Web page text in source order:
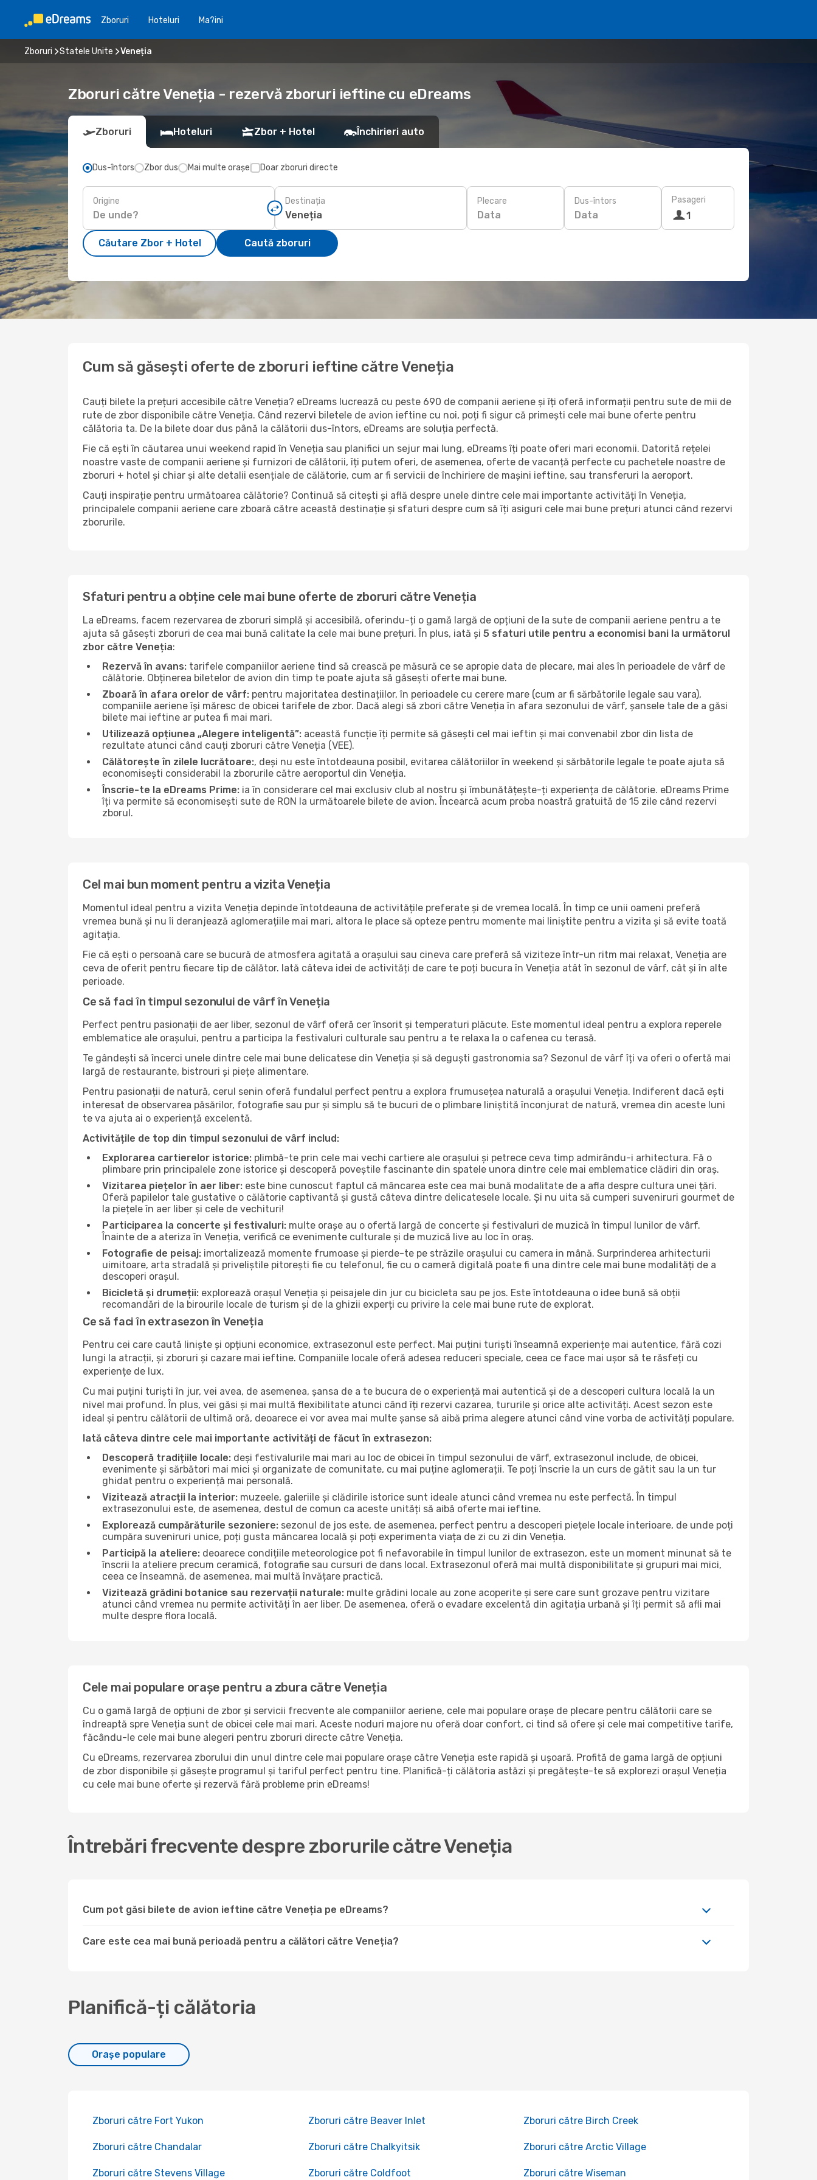
Zboruri Hoteluri Ma?ini
Zboruri Statele Unite Veneția
Zboruri către Veneția - rezervă zboruri ieftine cu eDreams
Zboruri Hoteluri Zbor + Hotel Închirieri auto
Dus-întors Zbor dus Mai multe orașe Doar zboruri directe
Origine Destinația Plecare
Data
Dus-întors
Data
Pasageri
1
Căutare Zbor + Hotel Caută zboruri
Cum să găsești oferte de zboruri ieftine către Veneția
Cauți bilete la prețuri accesibile către Veneția? eDreams lucrează cu peste 690 de companii aeriene și îți oferă informații pentru sute de mii de
rute de zbor disponibile către Veneția. Când rezervi biletele de avion ieftine cu noi, poți fi sigur că primești cele mai bune oferte pentru
călătoria ta. De la bilete doar dus până la călătorii dus-întors, eDreams are soluția perfectă.
Fie că ești în căutarea unui weekend rapid în Veneția sau planifici un sejur mai lung, eDreams îți poate oferi mari economii. Datorită rețelei
noastre vaste de companii aeriene și furnizori de călătorii, îți putem oferi, de asemenea, oferte de vacanță perfecte cu pachetele noastre de
zboruri + hotel și chiar și alte detalii esențiale de călătorie, cum ar fi servicii de închiriere de mașini ieftine, sau transferuri la aeroport.
Cauți inspirație pentru următoarea călătorie? Continuă să citești și află despre unele dintre cele mai importante activități în Veneția,
principalele companii aeriene care zboară către această destinație și sfaturi despre cum să îți asiguri cele mai bune prețuri atunci când rezervi
zborurile.
Sfaturi pentru a obține cele mai bune oferte de zboruri către Veneția
La eDreams, facem rezervarea de zboruri simplă și accesibilă, oferindu-ți o gamă largă de opțiuni de la sute de companii aeriene pentru a te
ajuta să găsești zboruri de cea mai bună calitate la cele mai bune prețuri. În plus, iată și 5 sfaturi utile pentru a economisi bani la următorul
zbor către Veneția:
Rezervă în avans: tarifele companiilor aeriene tind să crească pe măsură ce se apropie data de plecare, mai ales în perioadele de vârf de
călătorie. Obținerea biletelor de avion din timp te poate ajuta să găsești oferte mai bune.
Zboară în afara orelor de vârf: pentru majoritatea destinațiilor, în perioadele cu cerere mare (cum ar fi sărbătorile legale sau vara),
companiile aeriene își măresc de obicei tarifele de zbor. Dacă alegi să zbori către Veneția în afara sezonului de vârf, șansele tale de a găsi
bilete mai ieftine ar putea fi mai mari.
Utilizează opțiunea „Alegere inteligentă”: această funcție îți permite să găsești cel mai ieftin și mai convenabil zbor din lista de
rezultate atunci când cauți zboruri către Veneția (VEE).
Călătorește în zilele lucrătoare:, deși nu este întotdeauna posibil, evitarea călătoriilor în weekend și sărbătorile legale te poate ajuta să
economisești considerabil la zborurile către aeroportul din Veneția.
Înscrie-te la eDreams Prime: ia în considerare cel mai exclusiv club al nostru și îmbunătățește-ți experiența de călătorie. eDreams Prime
îți va permite să economisești sute de RON la următoarele bilete de avion. Încearcă acum proba noastră gratuită de 15 zile când rezervi
zborul.
Cel mai bun moment pentru a vizita Veneția
Momentul ideal pentru a vizita Veneția depinde întotdeauna de activitățile preferate și de vremea locală. În timp ce unii oameni preferă
vremea bună și nu îi deranjează aglomerațiile mai mari, altora le place să opteze pentru momente mai liniștite pentru a vizita și să evite toată
agitația.
Fie că ești o persoană care se bucură de atmosfera agitată a orașului sau cineva care preferă să viziteze într-un ritm mai relaxat, Veneția are
ceva de oferit pentru fiecare tip de călător. Iată câteva idei de activități de care te poți bucura în Veneția atât în ​​sezonul de vârf, cât și în alte
perioade.
Ce să faci în timpul sezonului de vârf în Veneția
Perfect pentru pasionații de aer liber, sezonul de vârf oferă cer însorit și temperaturi plăcute. Este momentul ideal pentru a explora reperele
emblematice ale orașului, pentru a participa la festivaluri culturale sau pentru a te relaxa la o cafenea cu terasă.
Te gândești să încerci unele dintre cele mai bune delicatese din Veneția și să deguști gastronomia sa? Sezonul de vârf îți va oferi o ofertă mai
largă de restaurante, bistrouri și piețe alimentare.
Pentru pasionații de natură, cerul senin oferă fundalul perfect pentru a explora frumusețea naturală a orașului Veneția. Indiferent dacă ești
interesat de observarea păsărilor, fotografie sau pur și simplu să te bucuri de o plimbare liniștită înconjurat de natură, vremea din aceste luni
te va ajuta ai o experiență excelentă.
Activitățile de top din timpul sezonului de vârf includ:
Explorarea cartierelor istorice: plimbă-te prin cele mai vechi cartiere ale orașului și petrece ceva timp admirându-i arhitectura. Fă o
plimbare prin principalele zone istorice și descoperă poveștile fascinante din spatele unora dintre cele mai emblematice clădiri din oraș.
Vizitarea piețelor în aer liber: este bine cunoscut faptul că mâncarea este cea mai bună modalitate de a afla despre cultura unei țări.
Oferă papilelor tale gustative o călătorie captivantă și gustă câteva dintre delicatesele locale. Și nu uita să cumperi suveniruri gourmet de
la piețele în aer liber și cele de vechituri!
Participarea la concerte și festivaluri: multe orașe au o ofertă largă de concerte și festivaluri de muzică în timpul lunilor de vârf.
Înainte de a ateriza în Veneția, verifică ce evenimente culturale și de muzică live au loc în oraș.
Fotografie de peisaj: imortalizează momente frumoase și pierde-te pe străzile orașului cu camera in mână. Surprinderea arhitecturii
uimitoare, arta stradală și priveliștile pitorești fie cu telefonul, fie cu o cameră digitală poate fi una dintre cele mai bune modalități de a
descoperi orașul.
Bicicletă și drumeții: explorează orașul Veneția și peisajele din jur cu bicicleta sau pe jos. Este întotdeauna o idee bună să obții
recomandări de la birourile locale de turism și de la ghizii experți cu privire la cele mai bune rute de explorat.
Ce să faci în extrasezon în Veneția
Pentru cei care caută liniște și opțiuni economice, extrasezonul este perfect. Mai puțini turiști înseamnă experiențe mai autentice, fără cozi
lungi la atracții, și zboruri și cazare mai ieftine. Companiile locale oferă adesea reduceri speciale, ceea ce face mai ușor să te răsfeți cu
experiențe de lux.
Cu mai puțini turiști în jur, vei avea, de asemenea, șansa de a te bucura de o experiență mai autentică și de a descoperi cultura locală la un
nivel mai profund. În plus, vei găsi și mai multă flexibilitate atunci când îți rezervi cazarea, tururile și orice alte activități. Acest sezon este
ideal și pentru călătorii de ultimă oră, deoarece ei vor avea mai multe șanse să aibă prima alegere atunci când vine vorba de activități populare.
Iată câteva dintre cele mai importante activități de făcut în extrasezon:
Descoperă tradițiile locale: deși festivalurile mai mari au loc de obicei în timpul sezonului de vârf, extrasezonul include, de obicei,
evenimente și sărbători mai mici și organizate de comunitate, cu mai puține aglomerații. Te poți înscrie la un curs de gătit sau la un tur
ghidat pentru o experiență mai personală.
Vizitează atracții la interior: muzeele, galeriile și clădirile istorice sunt ideale atunci când vremea nu este perfectă. În timpul
extrasezonului este, de asemenea, destul de comun ca aceste unități să aibă oferte mai ieftine.
Explorează cumpărăturile sezoniere: sezonul de jos este, de asemenea, perfect pentru a descoperi piețele locale interioare, de unde poți
cumpăra suveniruri unice, poți gusta mâncarea locală și poți experimenta viața de zi cu zi din Veneția.
Participă la ateliere: deoarece condițiile meteorologice pot fi nefavorabile în timpul lunilor de extrasezon, este un moment minunat să te
înscrii la ateliere precum ceramică, fotografie sau cursuri de dans local. Extrasezonul oferă mai multă disponibilitate și grupuri mai mici,
ceea ce înseamnă, de asemenea, mai multă învățare practică.
Vizitează grădini botanice sau rezervații naturale: multe grădini locale au zone acoperite și sere care sunt grozave pentru vizitare
atunci când vremea nu permite activități în aer liber. De asemenea, oferă o evadare excelentă din agitația urbană și îți permit să afli mai
multe despre flora locală.
Cele mai populare orașe pentru a zbura către Veneția
Cu o gamă largă de opțiuni de zbor și servicii frecvente ale companiilor aeriene, cele mai populare orașe de plecare pentru călătorii care se
îndreaptă spre Veneția sunt de obicei cele mai mari. Aceste noduri majore nu oferă doar confort, ci tind să ofere și cele mai competitive tarife,
făcându-le cele mai bune alegeri pentru zboruri directe către Veneția.
Cu eDreams, rezervarea zborului din unul dintre cele mai populare orașe către Veneția este rapidă și ușoară. Profită de gama largă de opțiuni
de zbor disponibile și găsește programul și tariful perfect pentru tine. Planifică-ți călătoria astăzi și pregătește-te să explorezi orașul Veneția
cu cele mai bune oferte și rezervă fără probleme prin eDreams!
Întrebări frecvente despre zborurile către Veneția
Cum pot găsi bilete de avion ieftine către Veneția pe eDreams?
Care este cea mai bună perioadă pentru a călători către Veneția?
Planifică-ți călătoria
Orașe populare
Zboruri către Fort Yukon Zboruri către Beaver Inlet Zboruri către Birch Creek
Zboruri către Chandalar Zboruri către Chalkyitsik Zboruri către Arctic Village
Zboruri către Stevens Village Zboruri către Coldfoot Zboruri către Wiseman